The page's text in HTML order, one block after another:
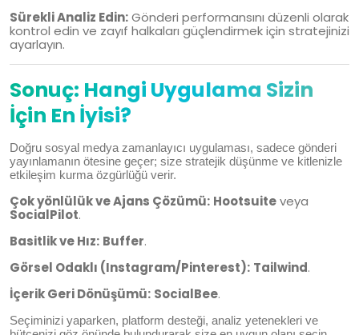
Sürekli Analiz Edin:Gönderi performansını düzenli olarak
kontrol edin ve zayıf halkaları güçlendirmek için stratejinizi
ayarlayın.
Sonuç: Hangi Uygulama Sizin
İçin En İyisi?
Doğru sosyal medya zamanlayıcı uygulaması, sadece gönderi
yayınlamanın ötesine geçer; size stratejik düşünme ve kitlenizle
etkileşim kurma özgürlüğü verir.
Çok yönlülük ve Ajans Çözümü: Hootsuiteveya
SocialPilot.
Basitlik ve Hız: Buffer.
Görsel Odaklı (Instagram/Pinterest): Tailwind.
İçerik Geri Dönüşümü: SocialBee.
Seçiminizi yaparken, platform desteği, analiz yetenekleri ve